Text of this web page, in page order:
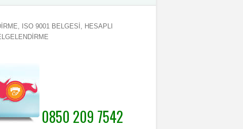
ISO 9001 BELGESİ, HESAPLI
0850 209 7542